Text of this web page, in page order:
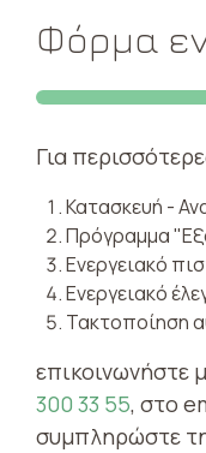
Φόρμα
Για
Κατασκευή -
Πρόγραμμα
Ενεργειακό
Ενεργειακό
Τακτοποίηση
επικοινωνήστε
300 33 55, στο
συμπληρώστε